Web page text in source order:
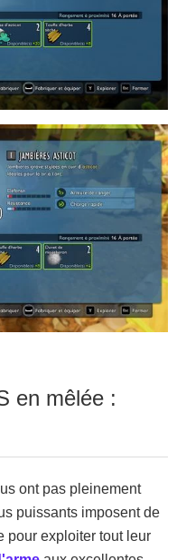
en mêlée :
ont pas pleinement
puissants imposent de
pour exploiter tout leur